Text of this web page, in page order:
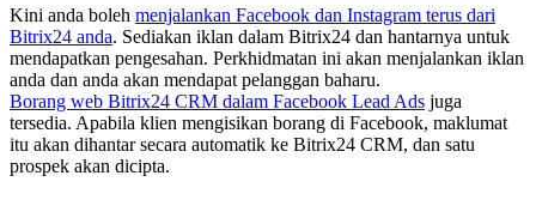
Kini anda boleh menjalankan Facebook dan Instagram terus dari
Bitrix24 anda. Sediakan iklan dalam Bitrix24 dan hantarnya untuk
mendapatkan pengesahan. Perkhidmatan ini akan menjalankan iklan
anda dan anda akan mendapat pelanggan baharu.
Borang web Bitrix24 CRM dalam Facebook Lead Ads juga
tersedia. Apabila klien mengisikan borang di Facebook, maklumat
itu akan dihantar secara automatik ke Bitrix24 CRM, dan satu
prospek akan dicipta.